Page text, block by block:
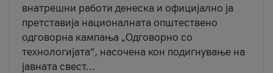
внатрешни работи денеска и официјално ја
претставија националната општествено
одговорна кампања „Одговорно со
технологијата“, насочена кон подигнување на
јавната свест...